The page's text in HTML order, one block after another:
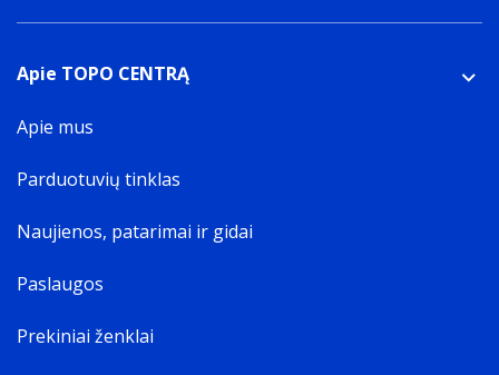
Apie TOPO CENTRĄ
Apie mus
Parduotuvių tinklas
Naujienos, patarimai ir gidai
Paslaugos
Prekiniai ženklai